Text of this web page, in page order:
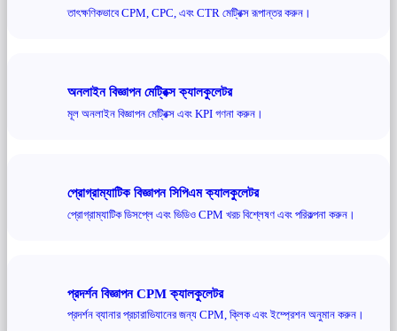
তাৎক্ষণিকভাবে CPM, CPC, এবং CTR মেট্রিক্স রূপান্তর করুন।
অনলাইন বিজ্ঞাপন মেট্রিক্স ক্যালকুলেটর
মূল অনলাইন বিজ্ঞাপন মেট্রিক্স এবং KPI গণনা করুন।
প্রোগ্রাম্যাটিক বিজ্ঞাপন সিপিএম ক্যালকুলেটর
প্রোগ্রাম্যাটিক ডিসপ্লে এবং ভিডিও CPM খরচ বিশ্লেষণ এবং পরিকল্পনা করুন।
প্রদর্শন বিজ্ঞাপন CPM ক্যালকুলেটর
প্রদর্শন ব্যানার প্রচারাভিযানের জন্য CPM, ক্লিক এবং ইম্প্রেশন অনুমান করুন।